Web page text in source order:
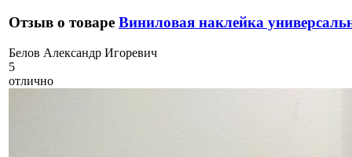
Отзыв о товаре Виниловая наклейка
Белов Александр Игоревич
5
отлично